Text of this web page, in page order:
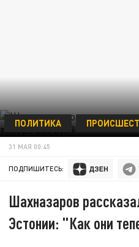
ПОЛИТИКА
31 МАЯ 00:45
ПОДПИШИТЕСЬ:
Шахназаров
Эстонии: "Как они